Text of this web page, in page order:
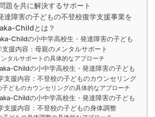
題を共に解決するサポート
達障害の子どもの不登校復学支援事業を
Childとは？
Childの小中学高校生・発達障害の子ども
援内容：母親のメンタルサポート
タルサポートの具体的なアプローチ
Childの小中学高校生・発達障害の子ども
支援内容：不登校の子どものカウンセリング
子どものカウンセリングの具体的なアプローチ
Childの小中学高校生・発達障害の子ども
支援内容：不登校の子どもの身体調整